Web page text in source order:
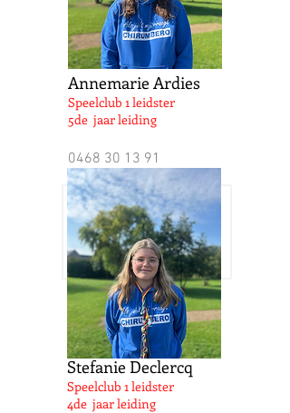
Annemarie Ardies
Speelclub 1 leidster
5de jaar leiding
0468 30 13 91
Stefanie Declercq
Speelclub 1 leidster
4de jaar leiding